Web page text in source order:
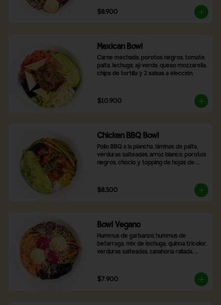
$8.900
Mexican Bowl
Carne mechada, porotos negros, tomate,
palta, lechuga, ají verde, queso mozzarella,
chips de tortilla y 2 salsas a elección.
$10.900
Chicken BBQ Bowl
Pollo BBQ a la plancha, láminas de palta,
verduras salteadas, arroz blanco, porotos
negros, choclo y topping de hojas de
$8.300
Bowl Vegano
Hummus de garbanzo, hummus de
betarraga, mix de lechuga, quinoa tricolor,
verduras salteadas, zanahoria rallada,
elección
$7.900